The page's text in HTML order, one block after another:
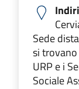
Sede
si
URP e i
Sociale